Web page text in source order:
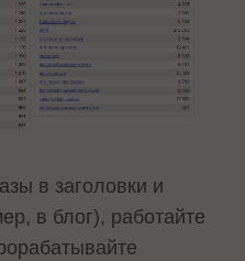
в заголовки и
в блог), работайте